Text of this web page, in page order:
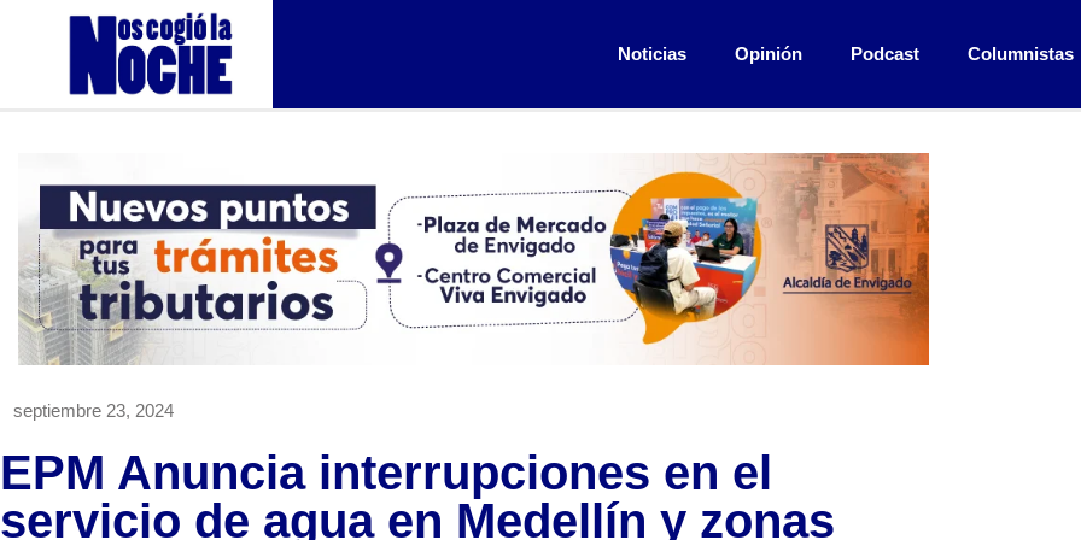
Noticias Opinión Podcast Columnistas
septiembre 23, 2024
EPM Anuncia interrupciones en el
servicio de agua en Medellín y zonas